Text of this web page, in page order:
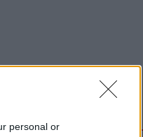
personal or